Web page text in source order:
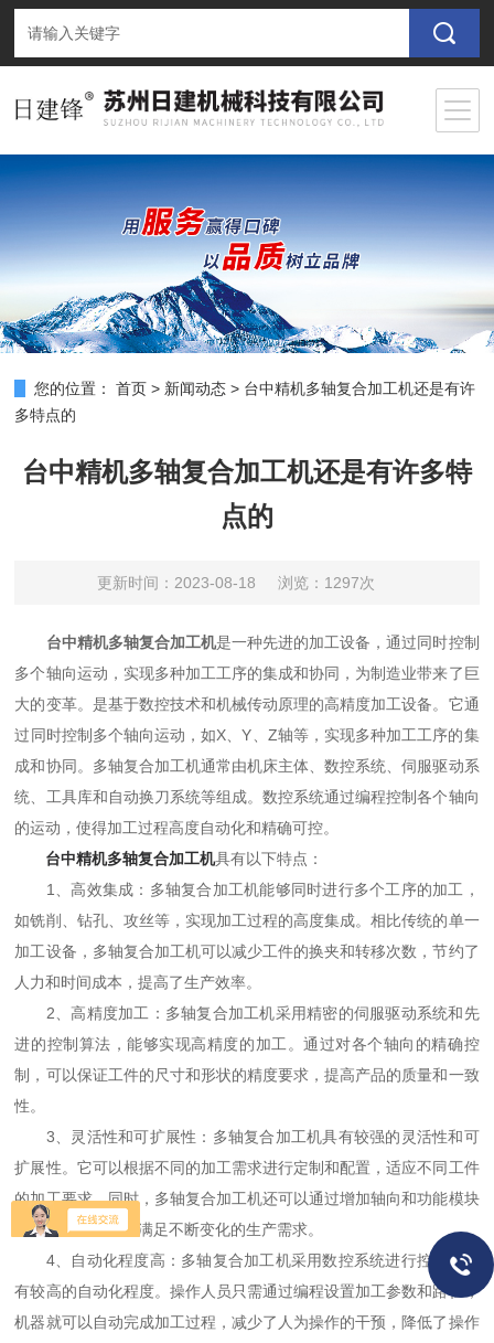
您的位置： 首页 > 新闻动态 > 台中精机多轴复合加工机还是有许
多特点的
台中精机多轴复合加工机还是有许多特
点的
更新时间：2023-08-18 浏览：1297次
台中精机多轴复合加工机是一种先进的加工设备，通过同时控制
多个轴向运动，实现多种加工工序的集成和协同，为制造业带来了巨
大的变革。是基于数控技术和机械传动原理的高精度加工设备。它通
过同时控制多个轴向运动，如X、Y、Z轴等，实现多种加工工序的集
成和协同。多轴复合加工机通常由机床主体、数控系统、伺服驱动系
统、工具库和自动换刀系统等组成。数控系统通过编程控制各个轴向
的运动，使得加工过程高度自动化和精确可控。
台中精机多轴复合加工机具有以下特点：
1、高效集成：多轴复合加工机能够同时进行多个工序的加工，
如铣削、钻孔、攻丝等，实现加工过程的高度集成。相比传统的单一
加工设备，多轴复合加工机可以减少工件的换夹和转移次数，节约了
人力和时间成本，提高了生产效率。
2、高精度加工：多轴复合加工机采用精密的伺服驱动系统和先
进的控制算法，能够实现高精度的加工。通过对各个轴向的精确控
制，可以保证工件的尺寸和形状的精度要求，提高产品的质量和一致
性。
3、灵活性和可扩展性：多轴复合加工机具有较强的灵活性和可
扩展性。它可以根据不同的加工需求进行定制和配置，适应不同工件
的加工要求。同时，多轴复合加工机还可以通过增加轴向和功能模块
的方式进行扩展，满足不断变化的生产需求。
4、自动化程度高：多轴复合加工机采用数控系统进行控制，具
有较高的自动化程度。操作人员只需通过编程设置加工参数和路径，
机器就可以自动完成加工过程，减少了人为操作的干预，降低了操作